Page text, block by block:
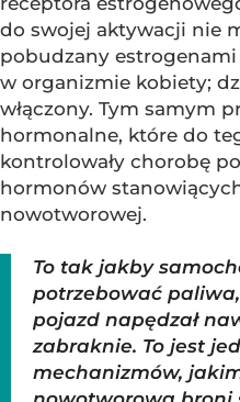
do swojej aktywacji nie
pobudzany
w organizmie kobiety;
włączony. Tym samym
hormonalne, które do
kontrolowały chorobę
hormonów
nowotworowej.
To tak jakby
potrzebować
pojazd napędzał
zabraknie. To jest
mechanizmów,